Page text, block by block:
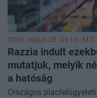
figyelmeztetett a
2026. május 28. 09:16 | MTI
Razzia indult
mutatjuk, melyik
a hatóság
Országos